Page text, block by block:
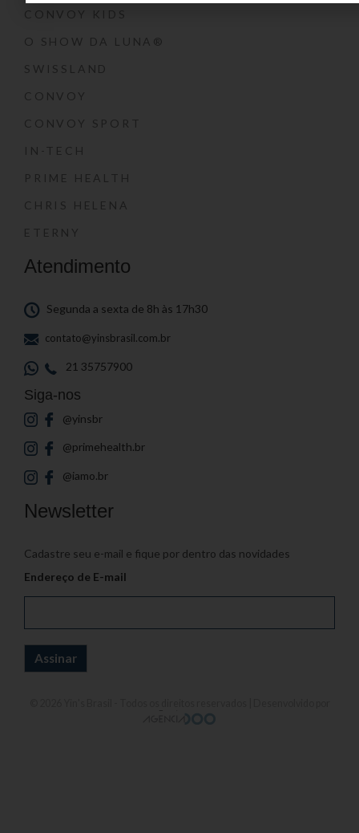
CONVOY KIDS
O SHOW DA LUNA®
SWISSLAND
CONVOY
CONVOY SPORT
IN-TECH
PRIME HEALTH
CHRIS HELENA
ETERNY
Atendimento
Segunda a sexta de 8h às 17h30
contato@yinsbrasil.com.br
21 35757900
Siga-nos
@yinsbr
@primehealth.br
@iamo.br
Newsletter
Cadastre seu e-mail e fique por dentro das novidades
Endereço de E-mail